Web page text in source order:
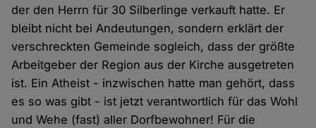
der den Herrn für 30 Silberlinge verkauft hatte. Er
bleibt nicht bei Andeutungen, sondern erklärt der
verschreckten Gemeinde sogleich, dass der größte
Arbeitgeber der Region aus der Kirche ausgetreten
ist. Ein Atheist - inzwischen hatte man gehört, dass
es so was gibt - ist jetzt verantwortlich für das Wohl
und Wehe (fast) aller Dorfbewohner! Für die